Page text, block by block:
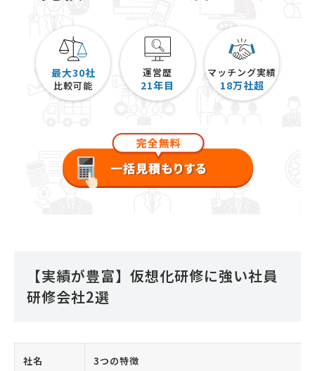
最大30社
比較可能
運営歴
21年目
マッチング実績
18万社超
【実績が豊富】仮想化研修に強い社員
研修会社2選
社名 3つの特徴